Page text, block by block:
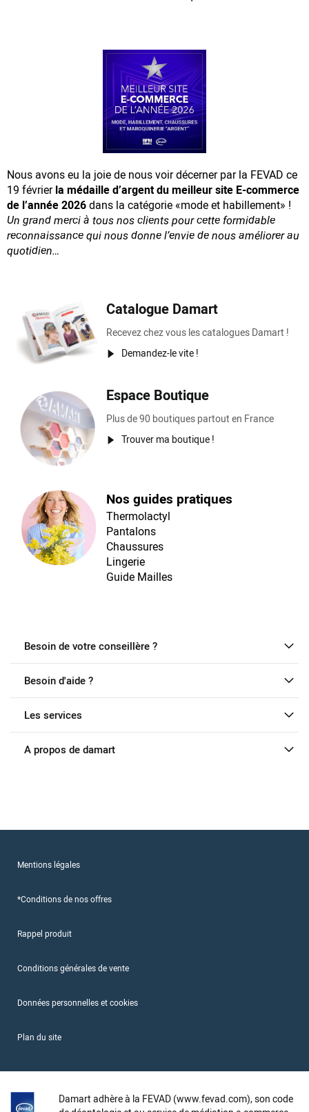
Nous avons eu la joie de nous voir décerner par la FEVAD ce
19 févrierla médaille d’argent du meilleur site E-commerce
de l’année 2026dans la catégorie «mode et habillement» !
Un grand merci à tous nos clients pour cette formidable
reconnaissancequi nous donne l’envie de nous améliorer au
quotidien…
Catalogue Damart
Recevez chez vous les catalogues Damart !
Demandez-le vite !
Espace Boutique
Plus de 90 boutiques partout en France
Trouver ma boutique !
Nos guides pratiques
Thermolactyl
Pantalons
Chaussures
Lingerie
Guide Mailles
Besoin de votre conseillère ?
Besoin d'aide ?
Les services
A propos de damart
Mentions légales
*Conditions de nos offres
Rappel produit
Conditions générales de vente
Données personnelles et cookies
Plan du site
Damart adhère à la FEVAD (www.fevad.com), son code